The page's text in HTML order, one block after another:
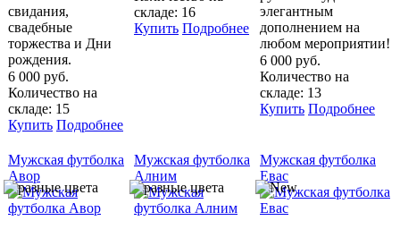
свидания,
свадебные
торжества и Дни
рождения.
6 000 руб.
Количество на
складе: 15
Купить Подробнее
складе: 16
Купить Подробнее
элегантным
дополнением на
любом мероприятии!
6 000 руб.
Количество на
складе: 13
Купить Подробнее
Мужская футболка
Авор
Мужская футболка
Алним
Мужская футболка
Евас